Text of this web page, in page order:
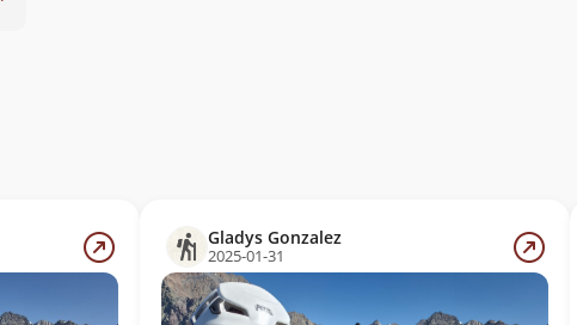
Gladys Gonzalez
2025-01-31